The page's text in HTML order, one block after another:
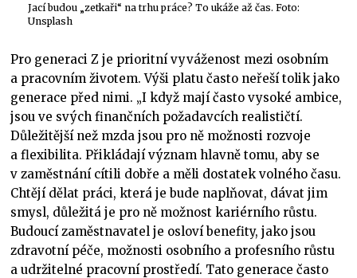
Jací budou „zetkaři“ na trhu práce? To ukáže až čas. Foto:
Unsplash
Pro generaci Z je prioritní vyváženost mezi osobním
a pracovním životem. Výši platu často neřeší tolik jako
generace před nimi. „I když mají často vysoké ambice,
jsou ve svých finančních požadavcích realističtí.
Důležitější než mzda jsou pro ně možnosti rozvoje
a flexibilita. Přikládají význam hlavně tomu, aby se
v zaměstnání cítili dobře a měli dostatek volného času.
Chtějí dělat práci, která je bude naplňovat, dávat jim
smysl, důležitá je pro ně možnost kariérního růstu.
Budoucí zaměstnavatel je osloví benefity, jako jsou
zdravotní péče, možnosti osobního a profesního růstu
a udržitelné pracovní prostředí. Tato generace často